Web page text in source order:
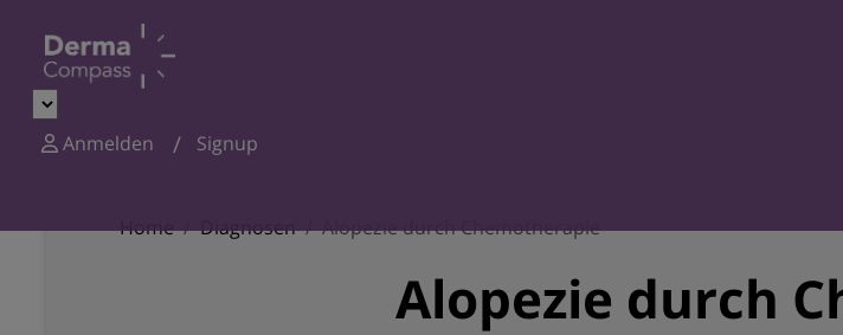
Anmelden
Signup
Home
Diagnosen Alopezie durch Chemotherapie
Alopezie durch